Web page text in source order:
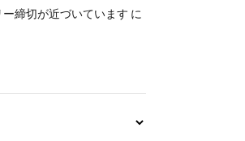
締切が近づいています に